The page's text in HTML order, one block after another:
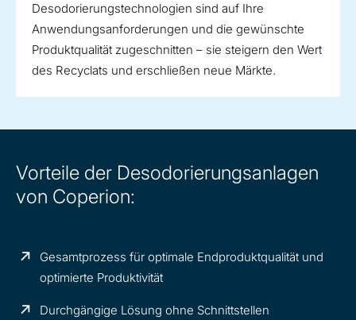
Desodorierungstechnologien sind auf Ihre
Anwendungsanforderungen und die gewünschte
Produktqualität zugeschnitten – sie steigern den Wert
des Recyclats und erschließen neue Märkte.
Vorteile der Desodorierungsanlagen
von Coperion:
Gesamtprozess für optimale Endproduktqualität und
optimierte Produktivität
Durchgängige Lösung ohne Schnittstellen